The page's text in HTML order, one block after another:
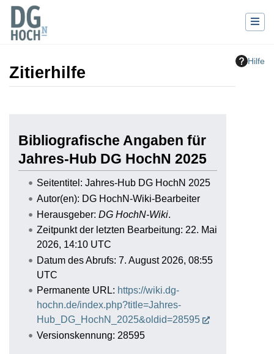
Hilfe
Zitierhilfe
Bibliografische Angaben für
Jahres-Hub DG HochN 2025
Seitentitel: Jahres-Hub DG HochN 2025
Autor(en): DG HochN-Wiki-Bearbeiter
Herausgeber: DG HochN-Wiki.
Zeitpunkt der letzten Bearbeitung: 22. Mai
2026, 14:10 UTC
Datum des Abrufs: 7. August 2026, 08:55
UTC
Permanente URL: https://wiki.dg-
hochn.de/index.php?title=Jahres-
Hub_DG_HochN_2025&oldid=28595
Versionskennung: 28595